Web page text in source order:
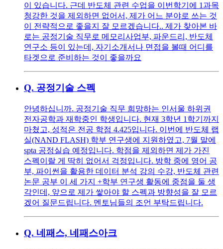
이 있습니다. 근데 반도체 관련 수업을 이번학기에 1과목
청강한 것을 제외하면 없어서, 제가 어느 분야로 쓰는 것
이 전략적으로 좋을지 잘 모르겠습니다.. 제가 찾아본 바
로는 공정기술 직무로 메모리사업부, 파운드리, 반도체
연구소 등이 있는데, 자기소개서나 면접을 볼때 어디를
타겟으로 준비하는 것이 좋을까요
Q. 공정기술 스펙
안녕하십니까. 공정기술 직무 희망하는 인서울 하위권
전자공학과 재학중인 학생입니다. 현재 3학년 1학기까지
마쳤고, 성적은 전공 학점 4.425입니다. 이번에 반도체 랩
실(NAND FLASH) 학부 연구생에 지원하였고, 7월 말에
spta 공정실습 예정입니다. 학점을 제외하면 제가 가진
스펙이랄 게 딱히 없어서 걱정입니다. 방학 중에 영어 공
부, 파이썬을 활용한 데이터 분석 강의 수강, 반도체 관련
논문 공부 이 세 가지 +학부 연구생 활동에 중점을 둘 생
각인데, 앞으로 제가 쌓아야 할 스펙과 방향성을 잘 모르
겠어 질문드립니다. 멘토님들의 조언 부탁드립니다.
Q. 네패스, 네패스아크